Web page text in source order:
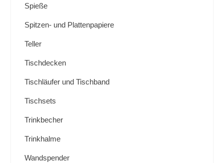
Spieße
Spitzen- und Plattenpapiere
Teller
Tischdecken
Tischläufer und Tischband
Tischsets
Trinkbecher
Trinkhalme
Wandspender